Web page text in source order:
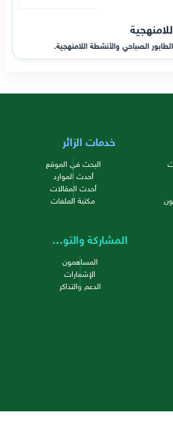
الصباحي والأنشطة اللامنهجية.
خدمات الزائر
البحث في الموقع
أحدث الموارد
أحدث المقالات
مكتبة الملفات
المشاركة والتواصل
المساهمون
الإشعارات
الدعم والتذاكر